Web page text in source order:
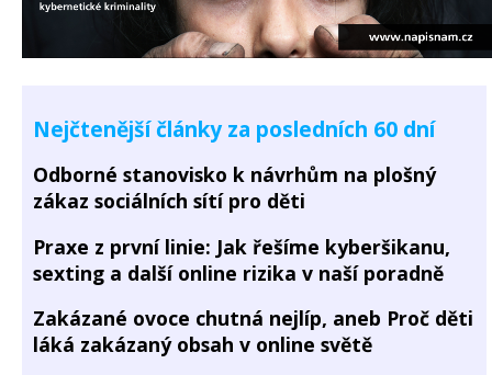
Nejčtenější články za posledních 60 dní
Odborné stanovisko k návrhům na plošný
zákaz sociálních sítí pro děti
Praxe z první linie: Jak řešíme kyberšikanu,
sexting a další online rizika v naší poradně
Zakázané ovoce chutná nejlíp, aneb Proč děti
láká zakázaný obsah v online světě